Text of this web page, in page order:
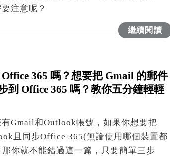
注意呢？
繼續閱讀
365 嗎？想要把 Gmail 的郵件
到 Office 365 嗎？教你五分鐘輕輕
Gmail和Outlook帳號，如果你想要把
且同步Office 365(無論使用哪個裝置都
你就不能錯過這一篇，只要簡單三步